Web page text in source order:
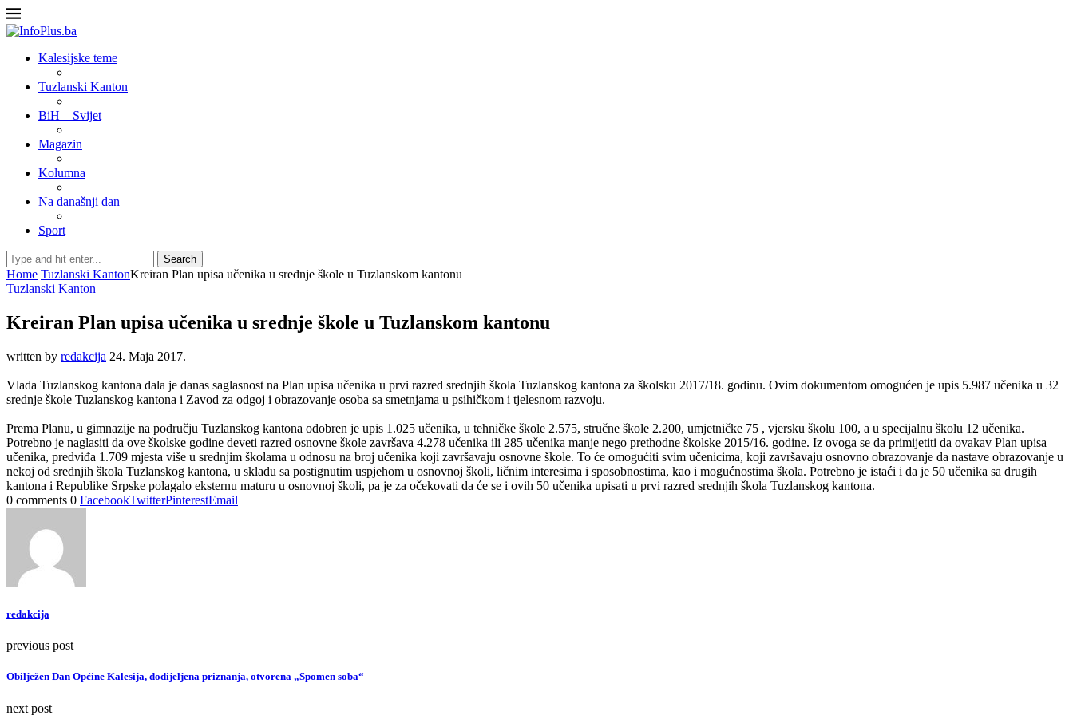
Kalesijske teme
Tuzlanski Kanton
BiH – Svijet
Magazin
Kolumna
Na današnji dan
Sport
Search
Home Tuzlanski KantonKreiran Plan upisa učenika u srednje škole u Tuzlanskom kantonu
Tuzlanski Kanton
Kreiran Plan upisa učenika u srednje škole u Tuzlanskom kantonu
written by redakcija 24. Maja 2017.
Vlada Tuzlanskog kantona dala je danas saglasnost na Plan upisa učenika u prvi razred srednjih škola Tuzlanskog kantona za školsku 2017/18. godinu. Ovim dokumentom omogućen je upis 5.987 učenika u 32
srednje škole Tuzlanskog kantona i Zavod za odgoj i obrazovanje osoba sa smetnjama u psihičkom i tjelesnom razvoju.
Prema Planu, u gimnazije na području Tuzlanskog kantona odobren je upis 1.025 učenika, u tehničke škole 2.575, stručne škole 2.200, umjetničke 75 , vjersku školu 100, a u specijalnu školu 12 učenika.
Potrebno je naglasiti da ove školske godine deveti razred osnovne škole završava 4.278 učenika ili 285 učenika manje nego prethodne školske 2015/16. godine. Iz ovoga se da primijetiti da ovakav Plan upisa
učenika, predviđa 1.709 mjesta više u srednjim školama u odnosu na broj učenika koji završavaju osnovne škole. To će omogućiti svim učenicima, koji završavaju osnovno obrazovanje da nastave obrazovanje u
nekoj od srednjih škola Tuzlanskog kantona, u skladu sa postignutim uspjehom u osnovnoj školi, ličnim interesima i sposobnostima, kao i mogućnostima škola. Potrebno je istaći i da je 50 učenika sa drugih
kantona i Republike Srpske polagalo eksternu maturu u osnovnoj školi, pa je za očekovati da će se i ovih 50 učenika upisati u prvi razred srednjih škola Tuzlanskog kantona.
0 comments 0 FacebookTwitterPinterestEmail
redakcija
previous post
Obilježen Dan Općine Kalesija, dodijeljena priznanja, otvorena „Spomen soba“
next post